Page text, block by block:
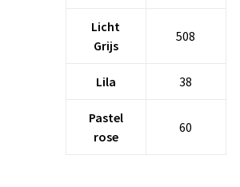
Licht
Grijs
508
Lila 38
Pastel
rose
60